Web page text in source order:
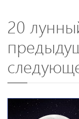
20